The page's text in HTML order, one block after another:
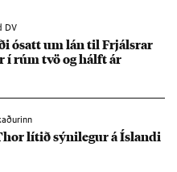
DV
ósatt um lán til Frjálsr­ar
rúm tvö og hálft ár
lít­ið sýni­leg­ur á Ís­landi